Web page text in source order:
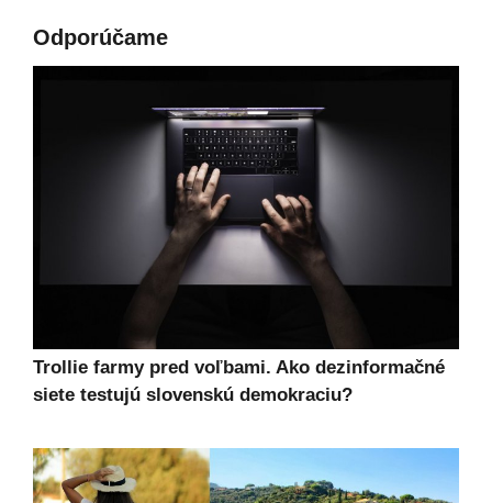
Odporúčame
Trollie farmy pred voľbami. Ako dezinformačné
siete testujú slovenskú demokraciu?